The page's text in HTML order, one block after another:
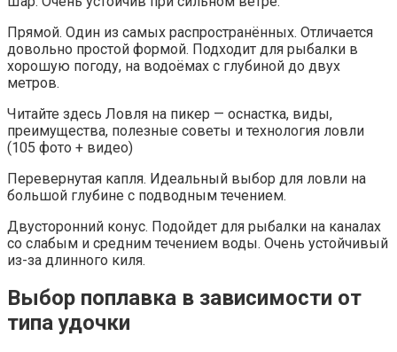
Прямой. Один из самых распространённых. Отличается
довольно простой формой. Подходит для рыбалки в
хорошую погоду, на водоёмах с глубиной до двух
метров.
Читайте здесь Ловля на пикер — оснастка, виды,
преимущества, полезные советы и технология ловли
(105 фото + видео)
Перевернутая капля. Идеальный выбор для ловли на
большой глубине с подводным течением.
Двусторонний конус. Подойдет для рыбалки на каналах
со слабым и средним течением воды. Очень устойчивый
из-за длинного киля.
Выбор поплавка в зависимости от
типа удочки